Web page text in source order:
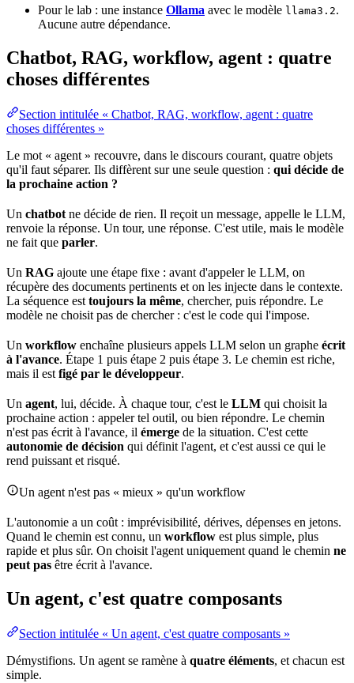
Pour le lab : une instance Ollama avec le modèle llama3.2.
Aucune autre dépendance.
Chatbot, RAG, workflow, agent : quatre
choses différentes
Section intitulée « Chatbot, RAG, workflow, agent : quatre
choses différentes »
Le mot « agent » recouvre, dans le discours courant, quatre objets
qu'il faut séparer. Ils diffèrent sur une seule question : qui décide de
la prochaine action ?
Un chatbot ne décide de rien. Il reçoit un message, appelle le LLM,
renvoie la réponse. Un tour, une réponse. C'est utile, mais le modèle
ne fait que parler.
Un RAG ajoute une étape fixe : avant d'appeler le LLM, on
récupère des documents pertinents et on les injecte dans le contexte.
La séquence est toujours la même, chercher, puis répondre. Le
modèle ne choisit pas de chercher : c'est le code qui l'impose.
Un workflow enchaîne plusieurs appels LLM selon un graphe écrit
à l'avance. Étape 1 puis étape 2 puis étape 3. Le chemin est riche,
mais il est figé par le développeur.
Un agent, lui, décide. À chaque tour, c'est le LLM qui choisit la
prochaine action : appeler tel outil, ou bien répondre. Le chemin
n'est pas écrit à l'avance, il émerge de la situation. C'est cette
autonomie de décision qui définit l'agent, et c'est aussi ce qui le
rend puissant et risqué.
Un agent n'est pas « mieux » qu'un workflow
L'autonomie a un coût : imprévisibilité, dérives, dépenses en jetons.
Quand le chemin est connu, un workflow est plus simple, plus
rapide et plus sûr. On choisit l'agent uniquement quand le chemin ne
peut pas être écrit à l'avance.
Un agent, c'est quatre composants
Section intitulée « Un agent, c'est quatre composants »
Démystifions. Un agent se ramène à quatre éléments, et chacun est
simple.